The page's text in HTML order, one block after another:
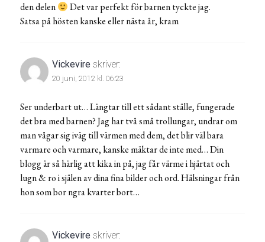
den delen
Det var perfekt för barnen tyckte jag.
Satsa på hösten kanske eller nästa år, kram
Vickevire skriver:
20 juni, 2012 kl. 06:23
Ser underbart ut… Längtar till ett sådant ställe, fungerade
det bra med barnen? Jag har två små trollungar, undrar om
man vågar sig iväg till värmen med dem, det blir väl bara
varmare och varmare, kanske mäktar de inte med… Din
blogg är så härlig att kika in på, jag får värme i hjärtat och
lugn & ro i själen av dina fina bilder och ord. Hälsningar från
hon som bor ngra kvarter bort…
Vickevire skriver: